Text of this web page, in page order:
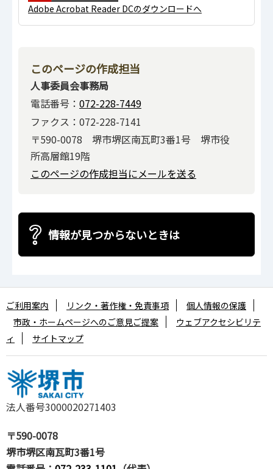
Adobe Acrobat Reader DCのダウンロードへ
このページの作成担当
人事委員会事務局
電話番号： 072-228-7449
ファクス：072-228-7141
〒590-0078 堺市堺区南瓦町3番1号 堺市役
所高層館19階
このページの作成担当にメールを送る
情報が見つからないときは
法人番号3000020271403
〒590-0078
堺市堺区南瓦町3番1号
ご利用案内 リンク・著作権・免責事項
個人情報の保護
市政・ホームページへのご意見ご提案
ウェブアクセシビリテ
ィ
サイトマップ